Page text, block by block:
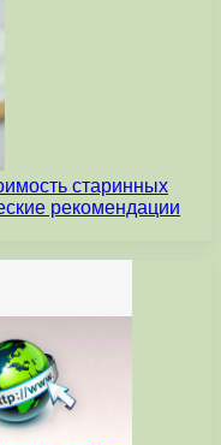
старинных
рекомендации